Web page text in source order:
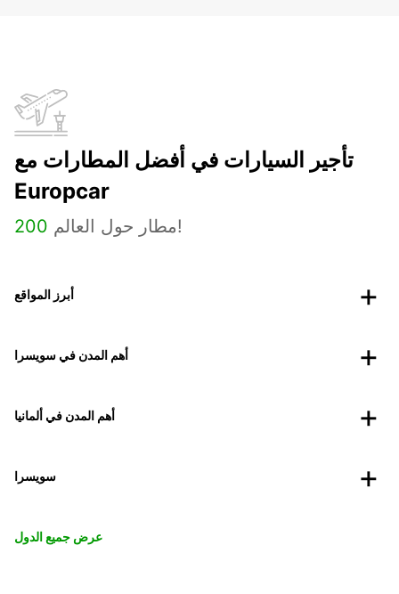
تأجير السيارات في أفضل المطارات مع
Europcar
200 مطار حول العالم!
أبرز المواقع
أهم المدن في سويسرا
أهم المدن في ألمانيا
سويسرا
عرض جميع الدول